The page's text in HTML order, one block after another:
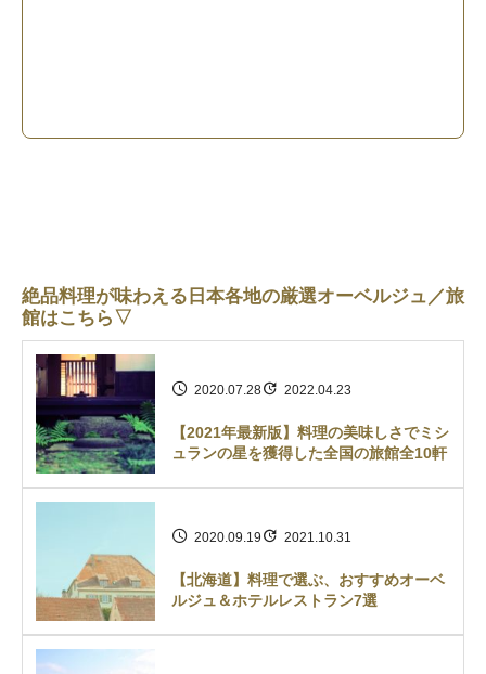
絶品料理が味わえる日本各地の厳選オーベルジュ／旅
館はこちら▽
2020.07.28 2022.04.23
【2021年最新版】料理の美味しさでミシ
ュランの星を獲得した全国の旅館全10軒
2020.09.19 2021.10.31
【北海道】料理で選ぶ、おすすめオーベ
ルジュ＆ホテルレストラン7選